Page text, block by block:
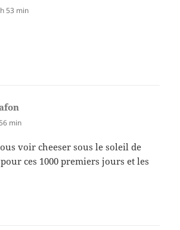
53 min
min
voir cheeser sous le soleil de
ces 1000 premiers jours et les